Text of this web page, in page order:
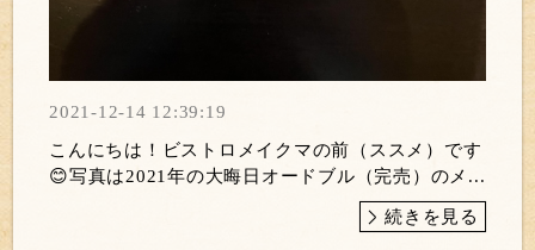
2021-12-14 12:39:19
こんにちは！ビストロメイクマの前（ススメ）です
😊写真は2021年の大晦日オードブル（完売）のメ...
続きを見る